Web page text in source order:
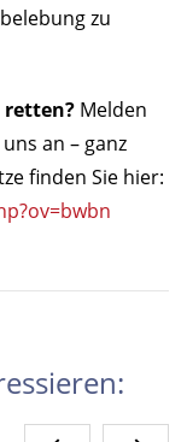
zu
retten? Melden
an – ganz
finden Sie hier: